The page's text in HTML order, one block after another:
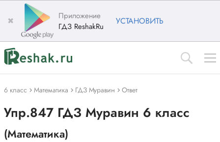
✖
Приложение
ГДЗ ReshakRu
УСТАНОВИТЬ
6 класс Математика ГДЗ Муравин Ответ
Упр.847 ГДЗ Муравин 6 класс
(Математика)